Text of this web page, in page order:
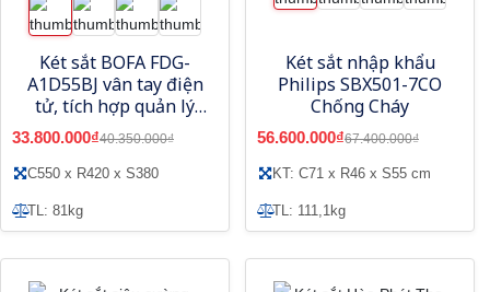
Két sắt BOFA FDG-
A1D55BJ vân tay điện
tử, tích hợp quản lý
bằng điện thoại
33.800.000₫40.350.000₫
C550 x R420 x S380
TL: 81kg
Két sắt nhập khẩu
Philips SBX501-7CO
Chống Cháy
56.600.000₫67.400.000₫
KT: C71 x R46 x S55 cm
TL: 111,1kg